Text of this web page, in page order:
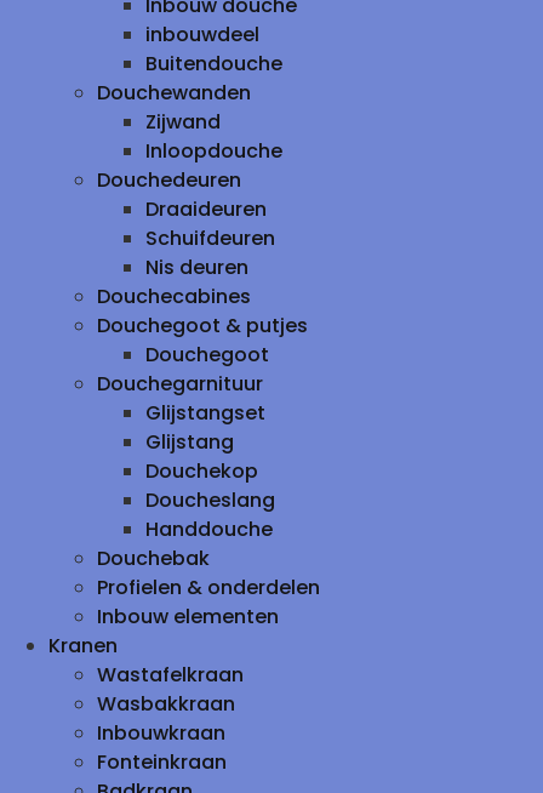
inbouwdeel
Buitendouche
Douchewanden
Zijwand
Inloopdouche
Douchedeuren
Draaideuren
Schuifdeuren
Nis deuren
Douchecabines
Douchegoot & putjes
Douchegoot
Douchegarnituur
Glijstangset
Glijstang
Douchekop
Doucheslang
Handdouche
Douchebak
Profielen & onderdelen
Inbouw elementen
Kranen
Wastafelkraan
Wasbakkraan
Inbouwkraan
Fonteinkraan